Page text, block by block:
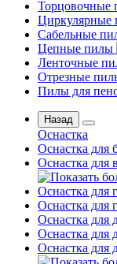
Торцовочные
Циркулярные
Сабельные
Цепные пилы
Ленточные
Отрезные
Пилы для
Назад
Оснастка
Оснастка
Оснастка
Оснастка для
Оснастка для
Оснастка для
Оснастка для
Оснастка для